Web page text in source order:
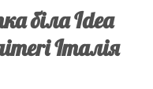
біла Idea
Італія